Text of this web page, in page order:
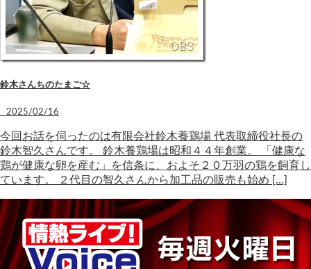
鈴木さんちのたまご☆
2025/02/16
今回お話を伺ったのは有限会社鈴木養鶏場 代表取締役社長の
鈴木智久さんです。 鈴木養鶏場は昭和４４年創業。 「健康な
鶏が健康な卵を産む」を信条に、およそ２０万羽の鶏を飼育し
ています。 ２代目の智久さんから加工品の販売も始め […]